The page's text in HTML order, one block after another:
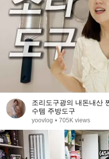
조리도구광의 내돈내산
수템 주방도구
yoovlog • 705K views